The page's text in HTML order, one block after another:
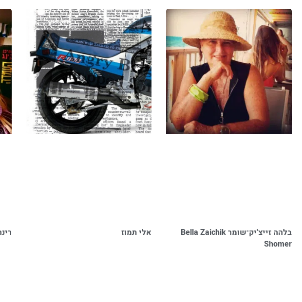
בלהה זייצ'יק־שומר Bella Zaichik
Shomer
אלי תמוז